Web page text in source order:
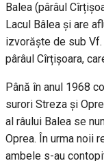
Balea (pârâul
Lacul Bâlea și are
izvorăște de sub
pârâul Cîrțișoara,
Până în anul 1968
surori Streza și
al râului Balea se
Oprea. În urma noii
ambele s-au